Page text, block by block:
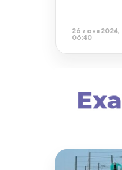
26 июня 2024,
06:40